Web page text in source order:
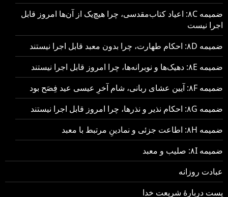
ضمیمه ۸C: اعیاد کتاب‌مقدسی، چرا هیچ‌یک از آن‌ها امروز قابل
اجرا نیست
ضمیمه ۸D: احکام طهارت، چرا بدون معبد قابل اجرا نیستند
ضمیمه ۸E: دهیک‌ها و نوبرانه‌ها، چرا امروز قابل اجرا نیستند
ضمیمه ۸F: آیین عشای ربانی، شام آخرِ عیسی عید فِصَح بود
ضمیمه ۸G: احکام نذیر و نذرها، چرا امروز قابل اجرا نیستند
ضمیمه ۸H: اطاعت جزئی و نمادینِ مرتبط با معبد
ضمیمه ۸I: صلیب و معبد
عبادت روزانه
پست دربارهٔ شریعت خدا